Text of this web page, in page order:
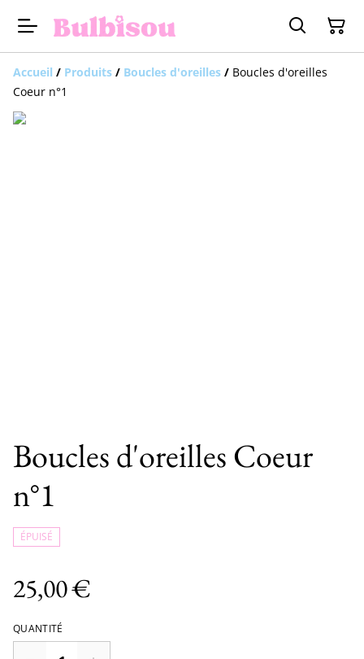
Accueil / Produits / Boucles d'oreilles / Boucles d'oreilles
Coeur n°1
Boucles d'oreilles Coeur
n°1
ÉPUISÉ
25,00 €
QUANTITÉ